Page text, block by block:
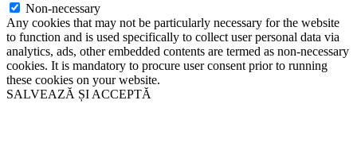
Non-necessary
Any cookies that may not be particularly necessary for the website
to function and is used specifically to collect user personal data via
analytics, ads, other embedded contents are termed as non-necessary
cookies. It is mandatory to procure user consent prior to running
these cookies on your website.
SALVEAZĂ ȘI ACCEPTĂ